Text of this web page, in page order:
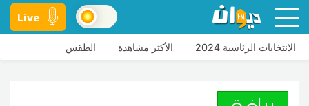
Live
الانتخابات الرئاسية 2024 الأكثر مشاهدة الطقس